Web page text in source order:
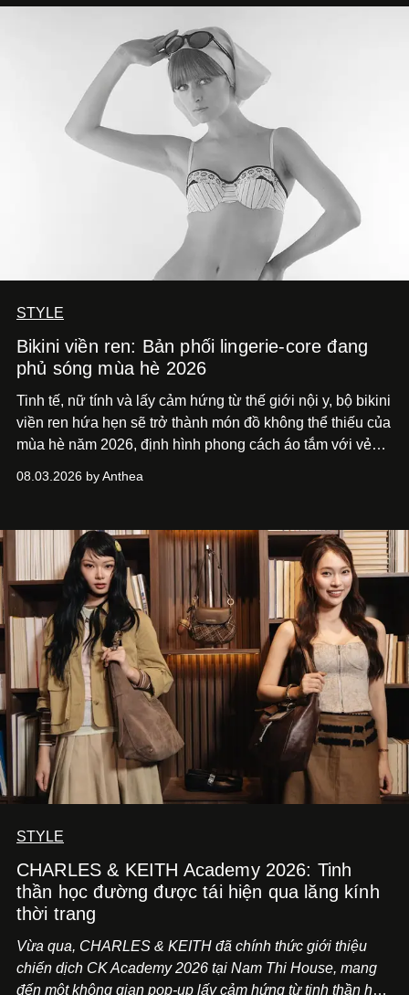
mải miết tìm kiếm sự đồng nhất tuyệt đối. Họ để những
đường nét, tỷ lệ và bảng màu nối liền hai thiết kế, dù mỗi
phiên bản vẫn mang linh hồn riêng.
STYLE
Bikini viền ren: Bản phối lingerie-core đang
phủ sóng mùa hè 2026
Tinh tế, nữ tính và lấy cảm hứng từ thế giới nội y, bộ bikini
viền ren hứa hẹn sẽ trở thành món đồ không thể thiếu của
mùa hè năm 2026, định hình phong cách áo tắm với vẻ
08.03.2026 by Anthea
STYLE
CHARLES & KEITH Academy 2026: Tinh
thần học đường được tái hiện qua lăng kính
thời trang
Vừa qua, CHARLES & KEITH đã chính thức giới thiệu
chiến dịch CK Academy 2026 tại Nam Thi House, mang
đến một không gian pop-up lấy cảm hứng từ tinh thần học